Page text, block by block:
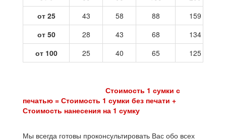
от 25
43 58 88
159
от 50
28 43 68
134
от 100
25 40 65 125
Стоимость 1 сумки с
печатью = Стоимость 1 сумки без печати +
Стоимость нанесения на 1 сумку
Мы всегда готовы проконсультировать Вас обо всех